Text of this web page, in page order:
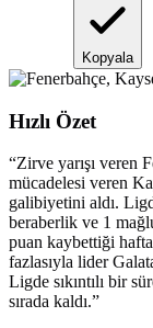
Kopyala
Hızlı Özet
“Zirve yarışı veren
mücadelesi veren
galibiyetini aldı.
beraberlik ve 1
puan kaybettiği
fazlasıyla lider
Ligde sıkıntılı bir
sırada kaldı.”